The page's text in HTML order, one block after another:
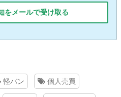
をメールで受け取る
軽バン 個人売買